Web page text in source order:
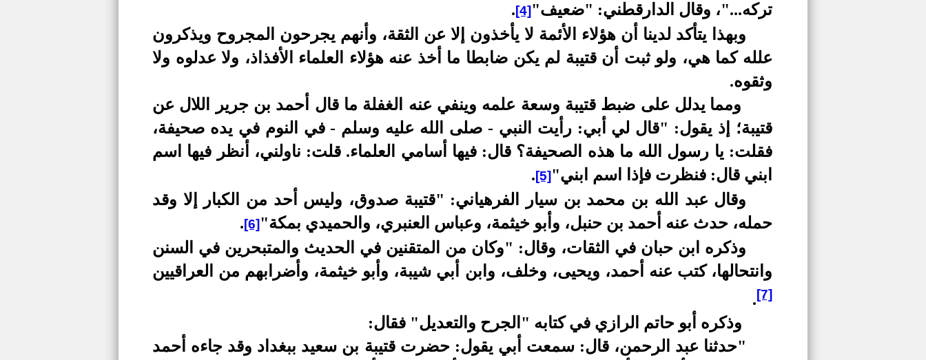
تركه..."، وقال الدارقطني: "ضعيف" [4]
.
وبهذا يتأكد لدينا أن هؤلاء الأئمة لا يأخذون إلا عن الثقة، وأنهم يجرحون المجروح ويذكرون
علله كما هي، ولو ثبت أن قتيبة لم يكن ضابطا ما أخذ عنه هؤلاء العلماء الأفذاذ، ولا عدلوه ولا
وثقوه.
ومما يدلل على ضبط قتيبة وسعة علمه وينفي عنه الغفلة ما قال أحمد بن جرير اللال عن
قتيبة؛ إذ يقول: "قال لي أبي: رأيت النبي - صلى الله عليه وسلم - في النوم في يده صحيفة،
فقلت: يا رسول الله ما هذه الصحيفة؟ قال: فيها أسامي العلماء. قلت: ناولني، أنظر فيها اسم
ابني قال: فنظرت فإذا اسم ابني" [5]
.
وقال عبد الله بن محمد بن سيار الفرهياني: "قتيبة صدوق، وليس أحد من الكبار إلا وقد
حمله، حدث عنه أحمد بن حنبل، وأبو خيثمة، وعباس العنبري، والحميدي بمكة" [6]
.
وذكره ابن حبان في الثقات، وقال: "وكان من المتقنين في الحديث والمتبحرين في السنن
وانتحالها، كتب عنه أحمد، ويحيى، وخلف، وابن أبي شيبة، وأبو خيثمة، وأضرابهم من العراقيين
[7]
.
وذكره أبو حاتم الرازي في كتابه "الجرح والتعديل" فقال:
"حدثنا عبد الرحمن، قال: سمعت أبي يقول: حضرت قتيبة بن سعيد ببغداد وقد جاءه أحمد